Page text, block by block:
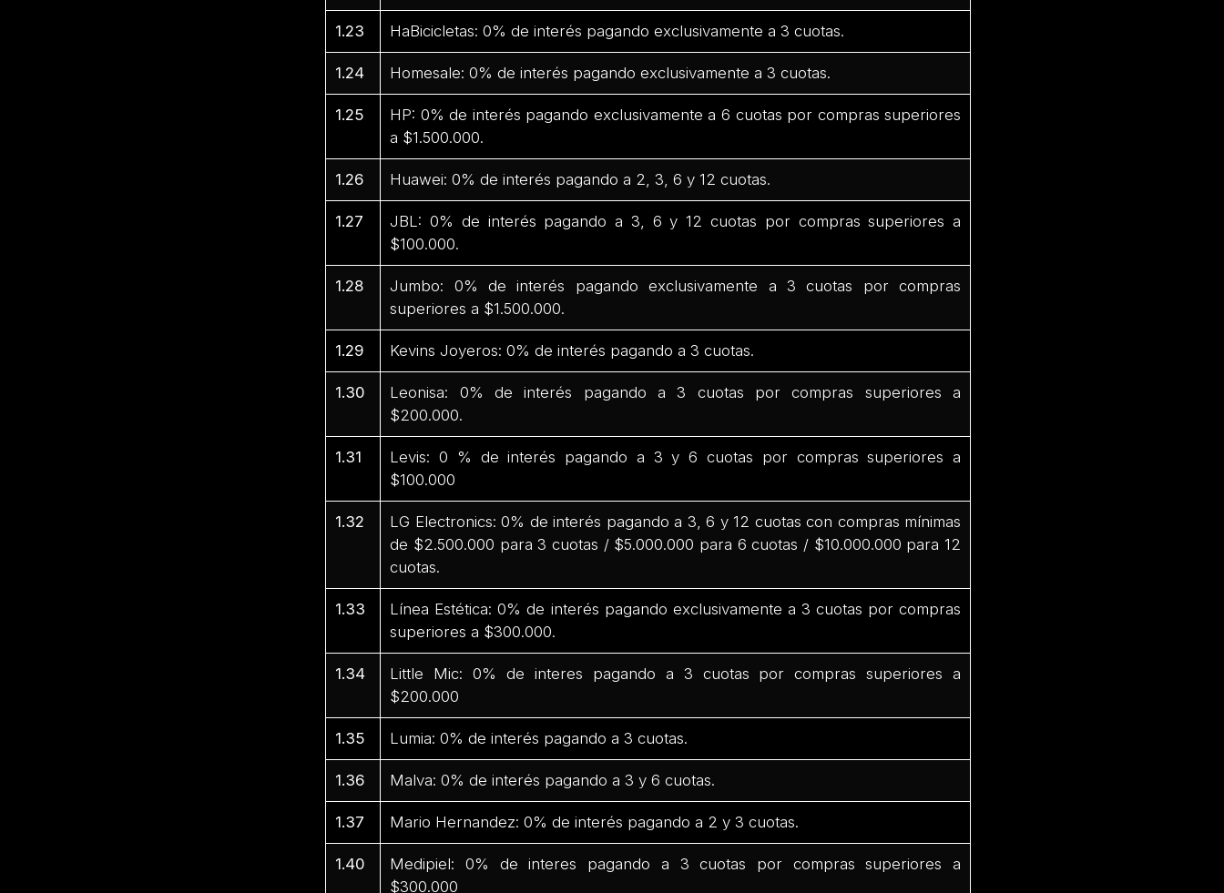
1.23 HaBicicletas: 0% de interés pagando exclusivamente a 3 cuotas.
1.24 Homesale: 0% de interés pagando exclusivamente a 3 cuotas.
1.25
HP: 0% de interés pagando exclusivamente a 6 cuotas por compras superiores
a $1.500.000.
1.26 Huawei: 0% de interés pagando a 2, 3, 6 y 12 cuotas.
1.27
JBL: 0% de interés pagando a 3, 6 y 12 cuotas por compras superiores a
$100.000.
1.28
Jumbo: 0% de interés pagando exclusivamente a 3 cuotas por compras
superiores a $1.500.000.
1.29 Kevins Joyeros: 0% de interés pagando a 3 cuotas.
1.30
Leonisa: 0% de interés pagando a 3 cuotas por compras superiores a
$200.000.
1.31
Levis: 0 % de interés pagando a 3 y 6 cuotas por compras superiores a
$100.000
1.32
LG Electronics: 0% de interés pagando a 3, 6 y 12 cuotas con compras mínimas
de $2.500.000 para 3 cuotas / $5.000.000 para 6 cuotas / $10.000.000 para 12
cuotas.
1.33
Línea Estética: 0% de interés pagando exclusivamente a 3 cuotas por compras
superiores a $300.000.
1.34
Little Mic: 0% de interes pagando a 3 cuotas por compras superiores a
$200.000
1.35 Lumia: 0% de interés pagando a 3 cuotas.
1.36 Malva: 0% de interés pagando a 3 y 6 cuotas.
1.37 Mario Hernandez: 0% de interés pagando a 2 y 3 cuotas.
1.40
Medipiel: 0% de interes pagando a 3 cuotas por compras superiores a
$300.000